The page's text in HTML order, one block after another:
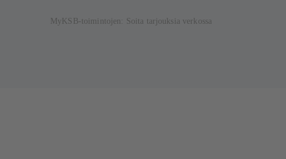
MyKSB-toimintojen: Soita tarjouksia verkossa